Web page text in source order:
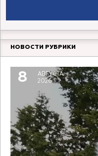
НОВОСТИ РУБРИКИ
8
АВГУСТА
2026